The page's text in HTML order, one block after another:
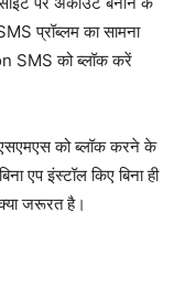
प्रॉब्लम का सामना
SMS को ब्लॉक करें
को ब्लॉक करने के
एप इंस्टॉल किए बिना ही
जरूरत है।